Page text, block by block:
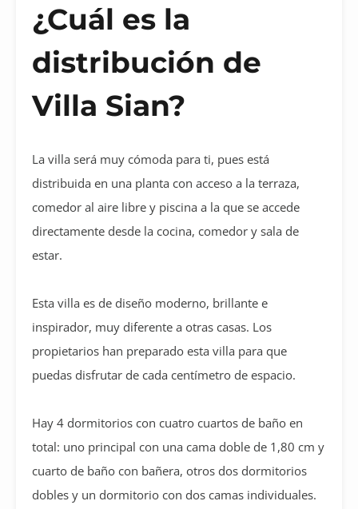
¿Cuál es la
distribución de
Villa Sian?
La villa será muy cómoda para ti, pues está
distribuida en una planta con acceso a la terraza,
comedor al aire libre y piscina a la que se accede
directamente desde la cocina, comedor y sala de
estar.
Esta villa es de diseño moderno, brillante e
inspirador, muy diferente a otras casas. Los
propietarios han preparado esta villa para que
puedas disfrutar de cada centímetro de espacio.
Hay 4 dormitorios con cuatro cuartos de baño en
total: uno principal con una cama doble de 1,80 cm y
cuarto de baño con bañera, otros dos dormitorios
dobles y un dormitorio con dos camas individuales.